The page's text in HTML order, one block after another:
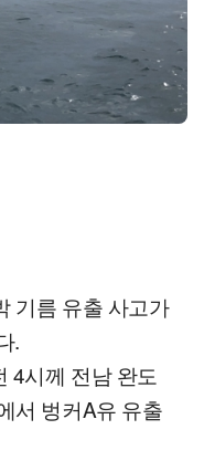
기름 유출 사고가
.
4시께 전남 완도
서 벙커A유 유출